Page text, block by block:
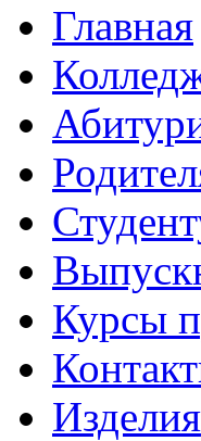
Главная
Курсы
Изделия